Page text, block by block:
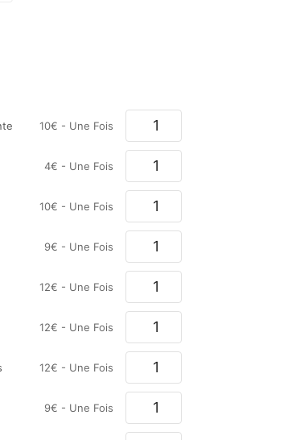
10€ - Une Fois
4€ - Une Fois
10€ - Une Fois
9€ - Une Fois
12€ - Une Fois
12€ - Une Fois
12€ - Une Fois
9€ - Une Fois